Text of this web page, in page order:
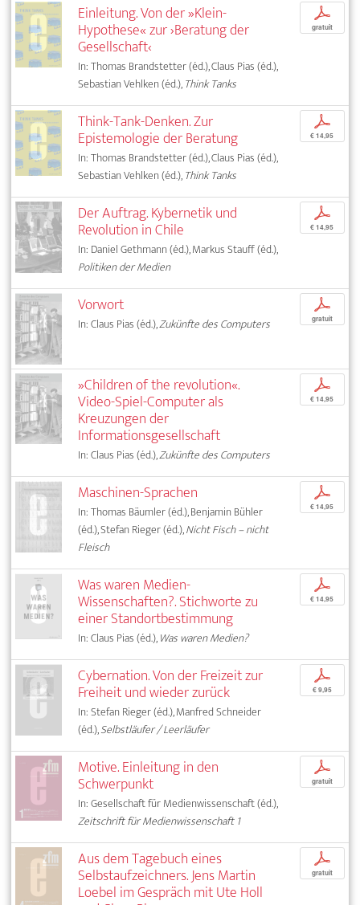
Einleitung. Von der »Klein-
Hypothese« zur ›Beratung der
Gesellschaft‹
In: Thomas Brandstetter (éd.), Claus Pias (éd.),
Sebastian Vehlken (éd.),Think Tanks
p
gratuit
Think-Tank-Denken. Zur
Epistemologie der Beratung
In: Thomas Brandstetter (éd.), Claus Pias (éd.),
Sebastian Vehlken (éd.),Think Tanks
p
€ 14,95
Der Auftrag. Kybernetik und
Revolution in Chile
In: Daniel Gethmann (éd.), Markus Stauff (éd.),
Politiken der Medien
p
€ 14,95
Vorwort
In: Claus Pias (éd.),Zukünfte des Computers
p
gratuit
»Children of the revolution«.
Video-Spiel-Computer als
Kreuzungen der
Informationsgesellschaft
In: Claus Pias (éd.),Zukünfte des Computers
p
€ 14,95
Maschinen-Sprachen
In: Thomas Bäumler (éd.), Benjamin Bühler
(éd.), Stefan Rieger (éd.),Nicht Fisch – nicht
Fleisch
p
€ 14,95
Was waren Medien-
Wissenschaften?. Stichworte zu
einer Standortbestimmung
In: Claus Pias (éd.),Was waren Medien?
p
€ 14,95
Cybernation. Von der Freizeit zur
Freiheit und wieder zurück
In: Stefan Rieger (éd.), Manfred Schneider
(éd.),Selbstläufer / Leerläufer
p
€ 9,95
Motive. Einleitung in den
Schwerpunkt
In: Gesellschaft für Medienwissenschaft (éd.),
Zeitschrift für Medienwissenschaft 1
p
gratuit
Aus dem Tagebuch eines
Selbstaufzeichners. Jens Martin
Loebel im Gespräch mit Ute Holl
p
gratuit